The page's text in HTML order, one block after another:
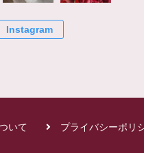
Instagram
いて プライバシーポリ